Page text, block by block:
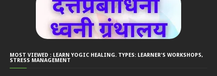
MOST VIEWED : LEARN YOGIC HEALING. TYPES: LEARNER'S WORKSHOPS,
STRESS MANAGEMENT